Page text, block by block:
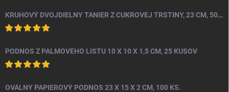
KRUHOVÝ DVOJDIELNY TANIER Z CUKROVEJ TRSTINY, 23 CM, 50 KS.
PODNOS Z PALMOVÉHO LISTU 10 X 10 X 1,5 CM, 25 KUSOV
OVÁLNY PAPIEROVÝ PODNOS 23 X 15 X 2 CM, 100 KS.